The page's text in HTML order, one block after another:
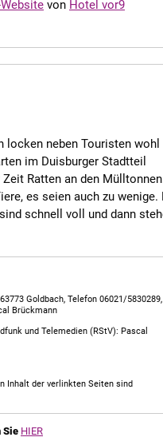
von Hotel vor9
locken neben Touristen wohl
im Duisburger Stadtteil
Ratten an den
es seien auch zu wenige.
schnell voll und dann
Goldbach, Telefon 06021/5830289,
Brückmann
und Telemedien (RStV): Pascal
Inhalt der verlinkten Seiten sind
Sie HIER